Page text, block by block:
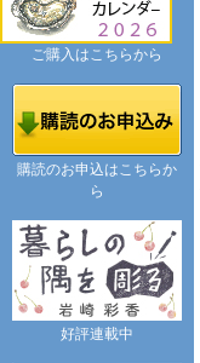
ご購入はこちらから
購読のお申込はこちらか
ら
好評連載中